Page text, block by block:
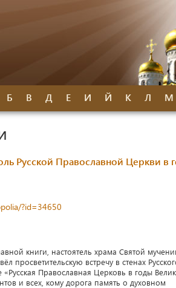
Б В Д Е И Й К Л М
Русской Православной Церкви в
?id=34650
книги, настоятель храма Святой
просветительскую встречу в стенах
Православная Церковь в годы
и всех, кому дорога память о духовном